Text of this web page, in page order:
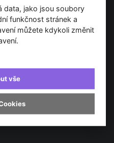
data, jako jsou soubory
funkčnost stránek a
můžete kdykoli změnit
vše